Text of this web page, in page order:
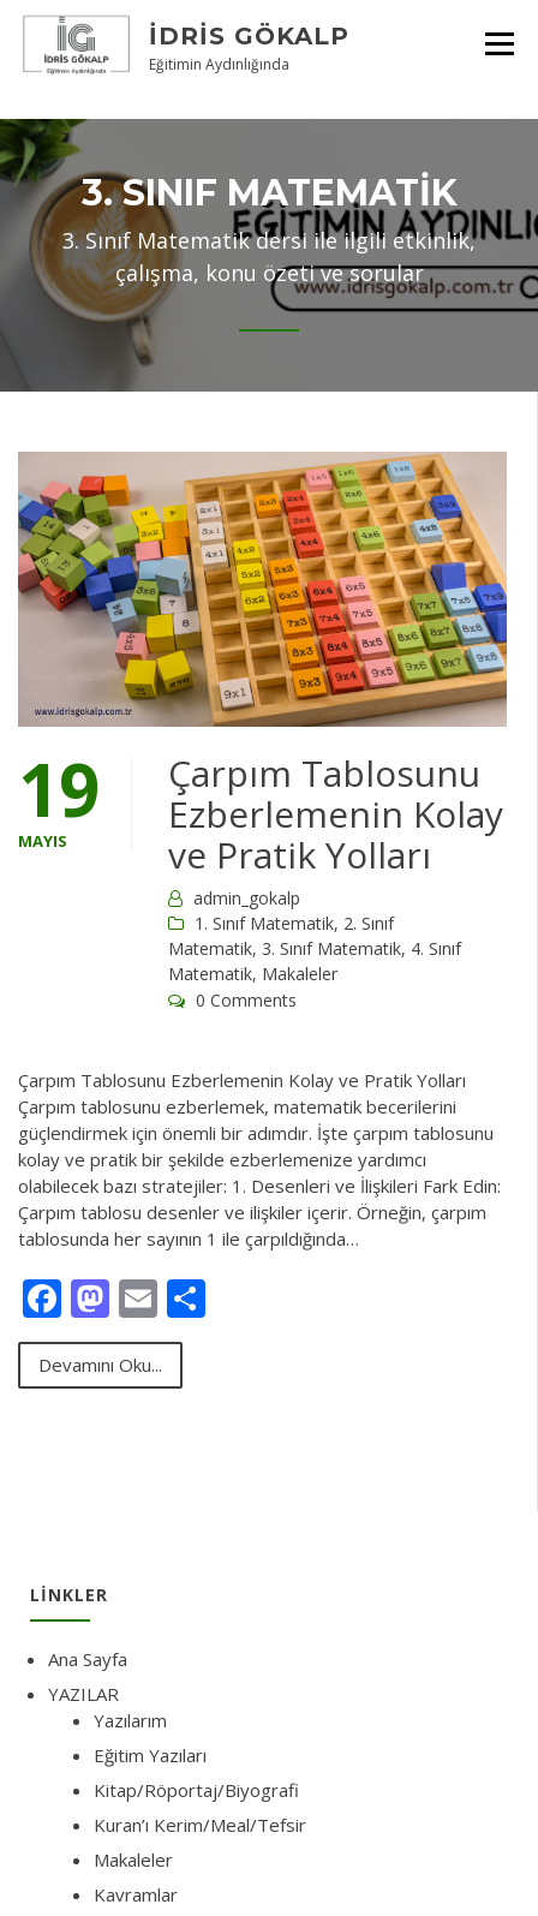
Skip
content
İDRIS GÖKALP
Eğitimin Aydınlığında
3. SINIF MATEMATIK
3. Sınıf Matematik dersi ile ilgili etkinlik,
çalışma, konu özeti ve sorular
19
MAYIS
Çarpım Tablosunu
Ezberlemenin Kolay
ve Pratik Yolları
admin_gokalp
1. Sınıf Matematik, 2. Sınıf
Matematik, 3. Sınıf Matematik, 4. Sınıf
Matematik, Makaleler
0 Comments
Çarpım Tablosunu Ezberlemenin Kolay ve Pratik Yolları
Çarpım tablosunu ezberlemek, matematik becerilerini
güçlendirmek için önemli bir adımdır. İşte çarpım tablosunu
kolay ve pratik bir şekilde ezberlemenize yardımcı
olabilecek bazı stratejiler: 1. Desenleri ve İlişkileri Fark Edin:
Çarpım tablosu desenler ve ilişkiler içerir. Örneğin, çarpım
tablosunda her sayının 1 ile çarpıldığında…
Facebook
Mastodon
Email
Devamını Oku...
LINKLER
Ana Sayfa
YAZILAR
Yazılarım
Eğitim Yazıları
Kitap/Röportaj/Biyografi
Kuran’ı Kerim/Meal/Tefsir
Makaleler
Kavramlar